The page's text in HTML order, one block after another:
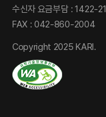
항
수신자 요금부담 : 1422-21
FAX : 042-860-2004
Copyright 2025 KARI.